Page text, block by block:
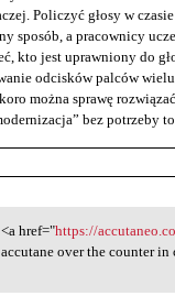
Policzyć głosy w
sposób, a pracownicy
kto jest uprawniony do
odcisków palców
można sprawę
bez potrzeby
href="https://
<a href="https://
accutane over the counter in